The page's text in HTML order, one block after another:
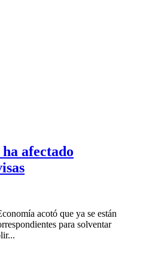
afectado
acotó que ya se están
para solventar